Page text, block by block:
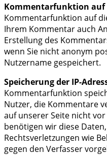
Kommentarfunktion auf
Kommentarfunktion auf
Ihrem Kommentar auch
Erstellung des
wenn Sie nicht anonym
Nutzername gespeichert.
Speicherung der IP-
Kommentarfunktion
Nutzer, die Kommentare
auf unserer Seite nicht
benötigen wir diese
Rechtsverletzungen wie
gegen den Verfasser